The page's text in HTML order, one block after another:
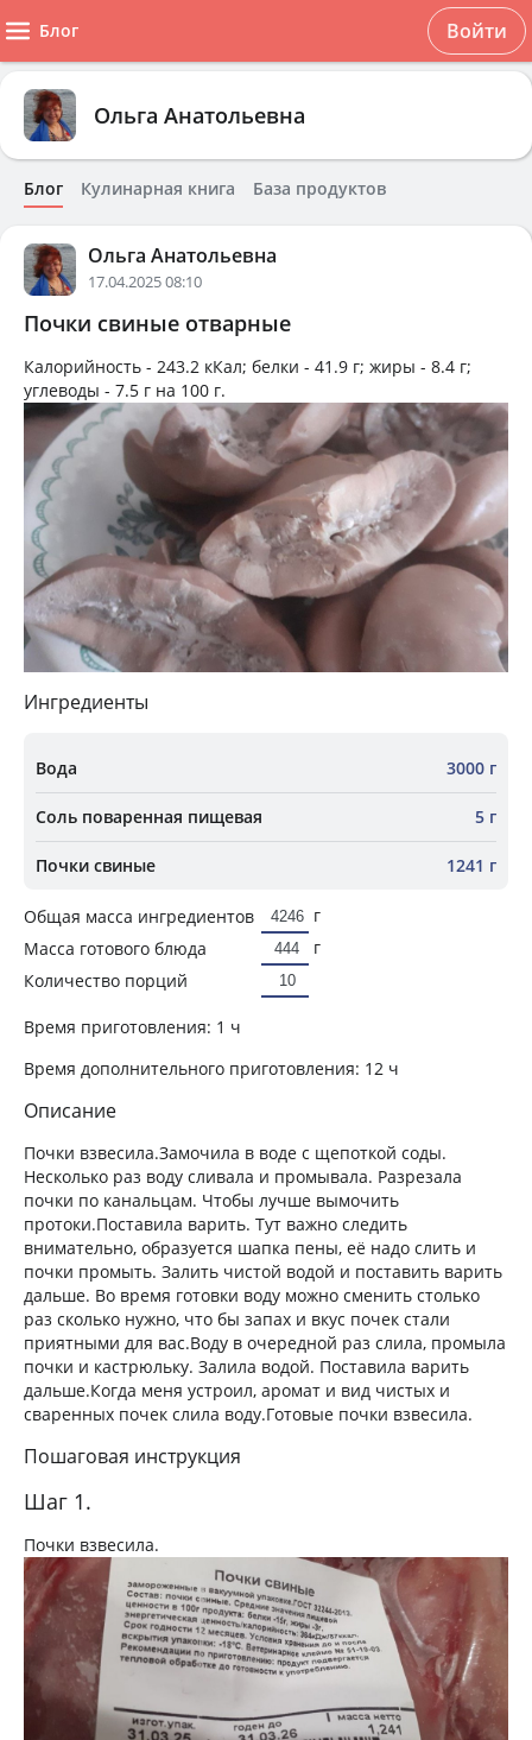
Блог Войти
Ольга Анатольевна
Блог Кулинарная книга База продуктов
Ольга Анатольевна
17.04.2025 08:10
Почки свиные отварные
Калорийность - 243.2 кКал; белки - 41.9 г; жиры - 8.4 г;
углеводы - 7.5 г на 100 г.
Ингредиенты
Вода 3000 г
Соль поваренная пищевая 5 г
Почки свиные 1241 г
Общая масса ингредиентов
г
Масса готового блюда
г
Количество порций
Время приготовления: 1 ч
Время дополнительного приготовления: 12 ч
Описание
Почки взвесила.Замочила в воде с щепоткой соды.
Несколько раз воду сливала и промывала. Разрезала
почки по канальцам. Чтобы лучше вымочить
протоки.Поставила варить. Тут важно следить
внимательно, образуется шапка пены, её надо слить и
почки промыть. Залить чистой водой и поставить варить
дальше. Во время готовки воду можно сменить столько
раз сколько нужно, что бы запах и вкус почек стали
приятными для вас.Воду в очередной раз слила, промыла
почки и кастрюльку. Залила водой. Поставила варить
дальше.Когда меня устроил, аромат и вид чистых и
сваренных почек слила воду.Готовые почки взвесила.
Пошаговая инструкция
Шаг 1.
Почки взвесила.